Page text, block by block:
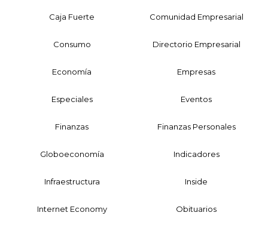
Caja Fuerte Comunidad Empresarial
Consumo Directorio Empresarial
Economía Empresas
Especiales Eventos
Finanzas Finanzas Personales
Globoeconomía Indicadores
Infraestructura Inside
Internet Economy Obituarios